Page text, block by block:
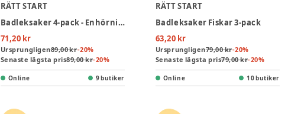
RÄTT START
Badleksaker 4-pack - Enhörningar
71,20 kr
Ursprungligen89,00 kr-20%
Senaste lägsta pris89,00 kr-20%
Online 9 butiker
RÄTT START
Badleksaker Fiskar 3-pack
63,20 kr
Ursprungligen79,00 kr-20%
Senaste lägsta pris79,00 kr-20%
Online 10 butiker